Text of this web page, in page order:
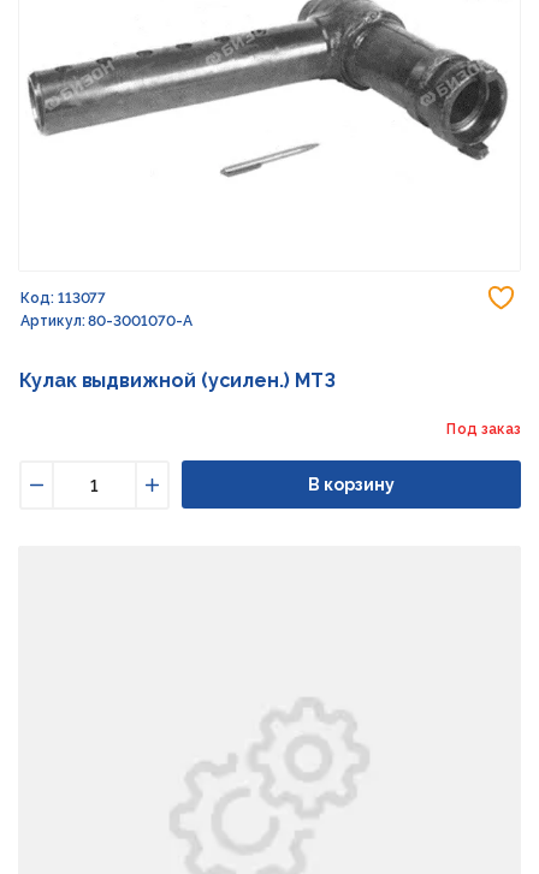
Код: 113077
Артикул: 80-3001070-А
Кулак выдвижной (усилен.) МТЗ
Под заказ
Увеличить
В корзину